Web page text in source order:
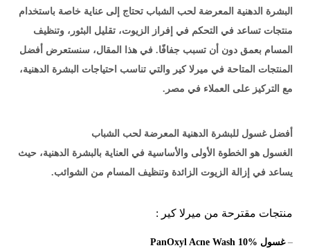
البشرة الدهنية المعرضة لحب الشباب تحتاج إلى عناية خاصة باستخدام
منتجات تساعد في التحكم في إفراز الزيوت، تقليل البثور، وتنظيف
المسام بعمق دون أن تسبب جفافًا. في هذا المقال، سنستعرض أفضل
المنتجات المتاحة في ميرلا كير والتي تناسب احتياجات البشرة الدهنية،
مع التركيز على العملاء في مصر.
أفضل غسول للبشرة الدهنية المعرضة لحب الشباب
الغسول هو الخطوة الأولى والأساسية في العناية بالبشرة الدهنية، حيث
يساعد في إزالة الزيوت الزائدة وتنظيف المسام من الشوائب.
منتجات مقترحة من ميرلا كير :
– غسول PanOxyl Acne Wash 10%